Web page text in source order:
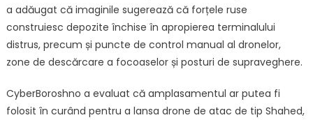
a adăugat că imaginile sugerează că forțele ruse
construiesc depozite închise în apropierea terminalului
distrus, precum și puncte de control manual al dronelor,
zone de descărcare a focoaselor și posturi de supraveghere.
CyberBoroshno a evaluat că amplasamentul ar putea fi
folosit în curând pentru a lansa drone de atac de tip Shahed,